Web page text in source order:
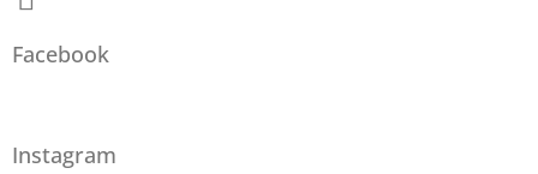
Facebook
Instagram